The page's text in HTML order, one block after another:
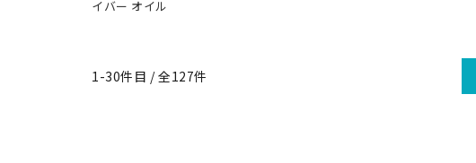
イバー オイル
1-30件目 / 全127件